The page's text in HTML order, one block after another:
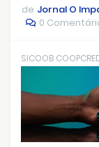
de Jornal O
0
SICOOB